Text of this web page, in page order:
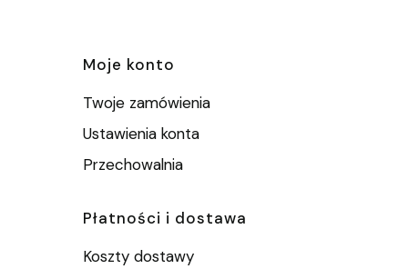
Moje konto
Twoje zamówienia
Ustawienia konta
Przechowalnia
Płatności i dostawa
Koszty dostawy